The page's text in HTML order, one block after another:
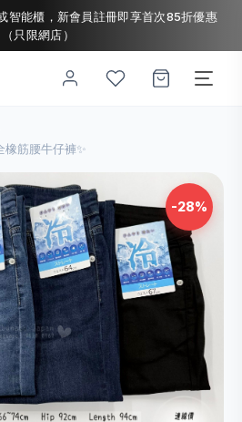
智能櫃，新會員註冊即享首次85折優惠
（只限網店）
筋腰牛仔褲✨
-28%